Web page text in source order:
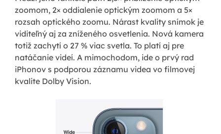
zoomom, 2× oddialenie optickým zoomom a 5×
rozsah optického zoomu. Nárast kvality snímok je
viditeľný aj za zníženého osvetlenia. Nová kamera
totiž zachytí o 27 % viac svetla. To platí aj pre
natáčanie videí. A mimochodom, ide o prvý rad
iPhonov s podporou záznamu videa vo filmovej
kvalite Dolby Vision.